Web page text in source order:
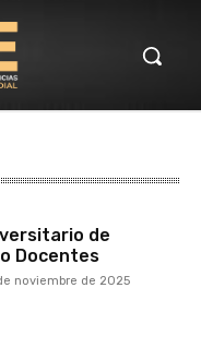
de
Docentes
noviembre de 2025